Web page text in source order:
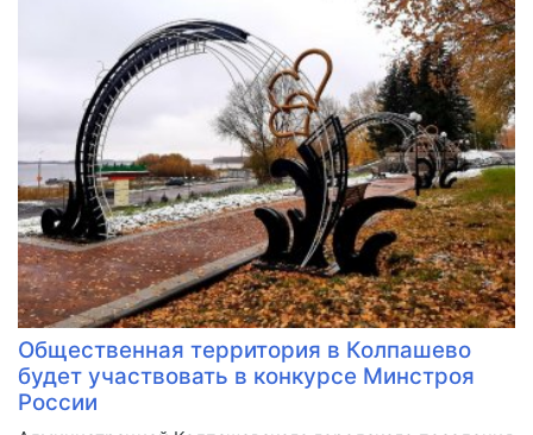
Общественная территория в Колпашево
будет участвовать в конкурсе Минстроя
России